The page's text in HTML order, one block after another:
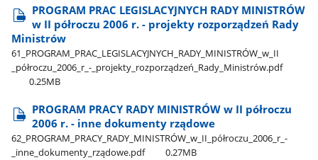
PROGRAM PRAC LEGISLACYJNYCH RADY MINISTRÓW
w II półroczu 2006 r. - projekty rozporządzeń Rady
Ministrów
61​_PROGRAM​_PRAC​_LEGISLACYJNYCH​_RADY​_MINISTRÓW​_w​_II​
_półroczu​_2006​_r​_-​_projekty​_rozporządzeń​_Rady​_Ministrów.pdf
0.25MB
PROGRAM PRACY RADY MINISTRÓW w II półroczu
2006 r. - inne dokumenty rządowe
62​_PROGRAM​_PRACY​_RADY​_MINISTRÓW​_w​_II​_półroczu​_2006​_r​_-​
_inne​_dokumenty​_rządowe.pdf
0.27MB